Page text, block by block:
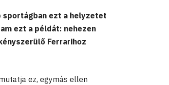
sportágban ezt a helyzetet
ezt a példát: nehezen
Ferrarihoz
ez, egymás ellen